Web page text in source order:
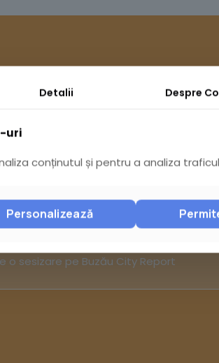
Pagina Contact
o sesizare pe Buzău City Report
Detalii Despre
uri
conținutul și pentru a analiza
Personalizează